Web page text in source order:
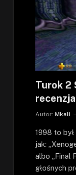
Turok 2
Autor: Mkali
1998 to
jak:
albo „Final
głośnych